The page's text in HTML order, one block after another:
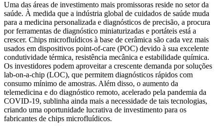
Uma das áreas de investimento mais promissoras reside no setor da
saúde. À medida que a indústria global de cuidados de saúde muda
para a medicina personalizada e diagnósticos de precisão, a procura
por ferramentas de diagnóstico miniaturizadas e portáteis está a
crescer. Chips microfluídicos à base de cerâmica são cada vez mais
usados ​​em dispositivos point-of-care (POC) devido à sua excelente
condutividade térmica, resistência mecânica e estabilidade química.
Os investidores podem aproveitar a crescente demanda por soluções
lab-on-a-chip (LOC), que permitem diagnósticos rápidos com
consumo mínimo de amostras. Além disso, o aumento da
telemedicina e do diagnóstico remoto, acelerado pela pandemia da
COVID-19, sublinha ainda mais a necessidade de tais tecnologias,
criando uma oportunidade lucrativa de investimento para os
fabricantes de chips microfluídicos.